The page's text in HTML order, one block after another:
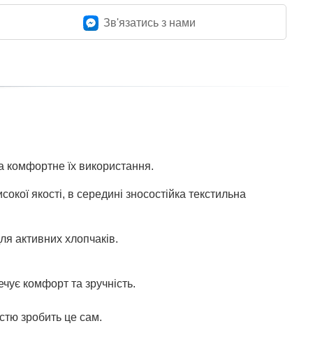
Зв'язатись з нами
комфортне їх використання.
якості, в середині зносостійка текстильна
активних хлопчаків.
комфорт та зручність.
зробить це сам.